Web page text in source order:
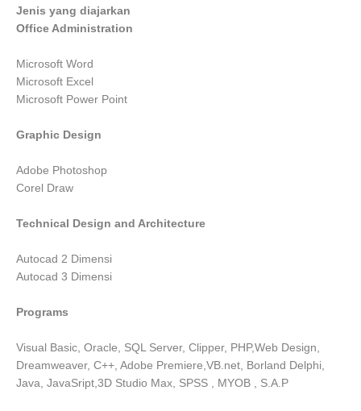
Jenis yang diajarkan
Office Administration
Microsoft Word
Microsoft Excel
Microsoft Power Point
Graphic Design
Adobe Photoshop
Corel Draw
Technical Design and Architecture
Autocad 2 Dimensi
Autocad 3 Dimensi
Programs
Visual Basic, Oracle, SQL Server, Clipper, PHP,Web Design,
Dreamweaver, C++, Adobe Premiere,VB.net, Borland Delphi,
Java, JavaSript,3D Studio Max, SPSS , MYOB , S.A.P